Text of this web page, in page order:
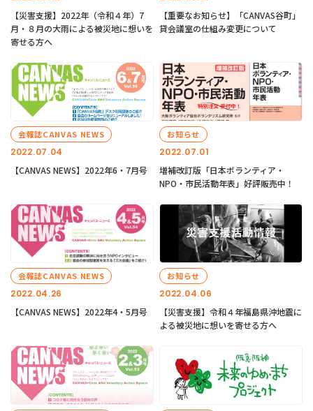
【災害支援】2022年（令和４年）7
月・８月の大雨による被災地に想いを
寄せる方へ
【重要なお知らせ】「CANVAS谷町」
貸会議室の仕組み変更について
2022.07.04
会報誌CANVAS NEWS
【CANVAS NEWS】2022年6・7月号
2022.07.01
お知らせ
増補改訂版「日本ボランティア・
NPO・市民活動年表」好評販売中！
2022.04.26
会報誌CANVAS NEWS
【CANVAS NEWS】2022年4・5月号
2022.04.06
お知らせ
【災害支援】令和４年福島県沖地震に
よる被災地に想いを寄せる方へ